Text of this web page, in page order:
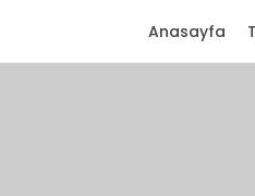
Anasayfa